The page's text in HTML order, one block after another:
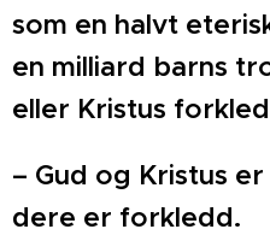
som en halvt
en milliard barns
eller Kristus
– Gud og Kristus
dere er forkledd.